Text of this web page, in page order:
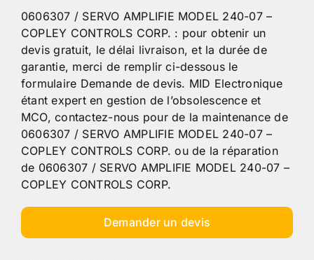
0606307 / SERVO AMPLIFIE MODEL 240-07 –
COPLEY CONTROLS CORP. : pour obtenir un
devis gratuit, le délai livraison, et la durée de
garantie, merci de remplir ci-dessous le
formulaire Demande de devis. MID Electronique
étant expert en gestion de l’obsolescence et
MCO, contactez-nous pour de la maintenance de
0606307 / SERVO AMPLIFIE MODEL 240-07 –
COPLEY CONTROLS CORP. ou de la réparation
de 0606307 / SERVO AMPLIFIE MODEL 240-07 –
COPLEY CONTROLS CORP.
Demander un devis